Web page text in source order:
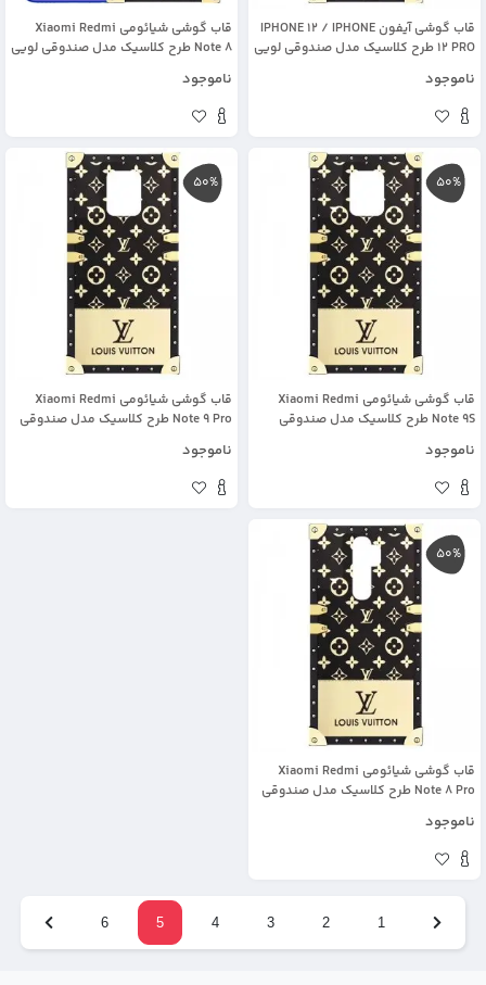
قاب گوشی آیفون IPHONE 12 / IPHONE
12 PRO طرح کلاسیک مدل صندوقی لویی
ناموجود
قاب گوشی شیائومی Xiaomi Redmi
Note 8 طرح کلاسیک مدل صندوقی لویی
ناموجود
50%
قاب گوشی شیائومی Xiaomi Redmi
Note 9S طرح کلاسیک مدل صندوقی
ناموجود
50%
قاب گوشی شیائومی Xiaomi Redmi
Note 9 Pro طرح کلاسیک مدل صندوقی
ناموجود
50%
قاب گوشی شیائومی Xiaomi Redmi
Note 8 Pro طرح کلاسیک مدل صندوقی
ناموجود
1
2
3
4
5
6